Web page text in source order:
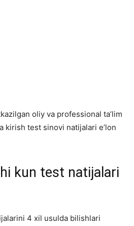
oliy va professional ta’lim
kirish test sinovi natijalari e’lon
kun test natijalari
4 xil usulda bilishlari